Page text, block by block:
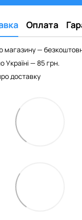
Оплата
магазину —
— 85 грн.
доставку